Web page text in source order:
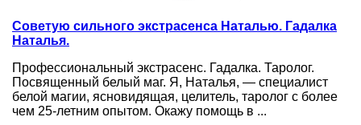
Советую сильного экстрасенса Наталью. Гадалка
Наталья.
Профессиональный экстрасенс. Гадалка. Таролог.
Посвященный белый маг. Я, Наталья, — специалист
белой магии, ясновидящая, целитель, таролог с более
чем 25-летним опытом. Окажу помощь в ...